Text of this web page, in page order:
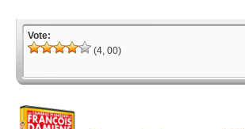
Vote:
(4, 00)